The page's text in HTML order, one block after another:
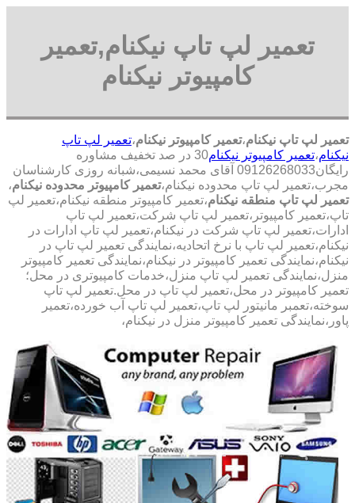
تعمیر لپ تاپ نیکنام,تعمیر
کامپیوتر نیکنام
تعمیر لپ تاپ نیکنام،تعمیر کامپیوتر نیکنام،تعمیر لپ تاپ
نیکنام،تعمیر کامپیوتر نیکنام
30 در صد تخفیف مشاوره
رایگان09126268033 آقای محمد نسیمی،شبانه روزی کارشناسان
مجرب،تعمیر لپ تاپ محدوده نیکنام،تعمیر کامپیوتر محدوده نیکنام،
تعمیر لپ تاپ منطقه نیکنام،تعمیر کامپیوتر منطقه نیکنام،تعمیر لپ
تاپ،تعمیر کامپیوتر،تعمیر لپ تاپ شرکت،تعمیر لپ تاپ
ادارات،تعمیر لپ تاپ شرکت در نیکنام،تعمیر لپ تاپ ادارات در
نیکنام،تعمیر لپ تاپ با نرخ اتحادیه،نمایندگی تعمیر لپ تاپ در
نیکنام،نمایندگی تعمیر کامپیوتر در نیکنام،نمایندگی تعمیر کامپیوتر
منزل،نمایندگی تعمیر لپ تاپ منزل،خدمات کامپیوتری در محل؛
تعمیر کامپیوتر در محل،تعمیر لپ تاپ در محل.تعمیر لپ تاپ
سوخته،تعمبر مانیتور لپ تاپ،تعمیر لپ تاپ آب خورده،تعمیر
پاور،نمایندگی تعمیر کامپیوتر منزل در نیکنام،